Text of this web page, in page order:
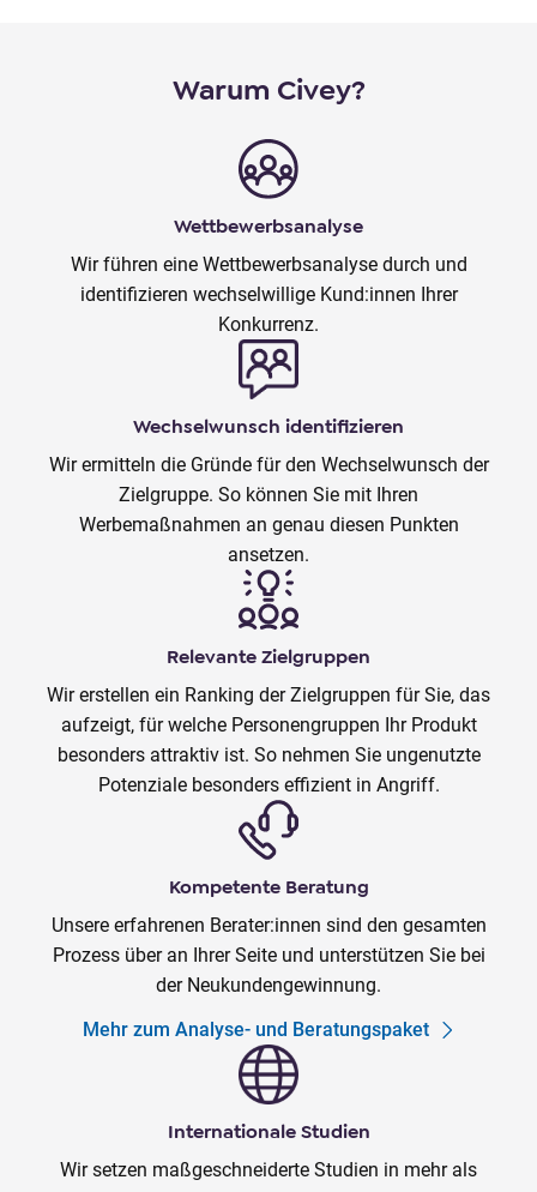
Warum Civey?
Wettbewerbsanalyse
Wir führen eine Wettbewerbsanalyse durch und
identifizieren wechselwillige Kund:innen Ihrer
Konkurrenz.
Wechselwunsch identifizieren
Wir ermitteln die Gründe für den Wechselwunsch der
Zielgruppe. So können Sie mit Ihren
Werbemaßnahmen an genau diesen Punkten
ansetzen.
Relevante Zielgruppen
Wir erstellen ein Ranking der Zielgruppen für Sie, das
aufzeigt, für welche Personengruppen Ihr Produkt
besonders attraktiv ist. So nehmen Sie ungenutzte
Potenziale besonders effizient in Angriff.
Kompetente Beratung
Unsere erfahrenen Berater:innen sind den gesamten
Prozess über an Ihrer Seite und unterstützen Sie bei
der Neukundengewinnung.
Mehr zum Analyse- und Beratungspaket
Internationale Studien
Wir setzen maßgeschneiderte Studien in mehr als